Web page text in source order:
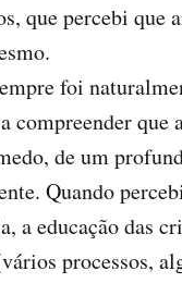
que percebi que
foi
compreender
de um
Quando
a educação das
processos,